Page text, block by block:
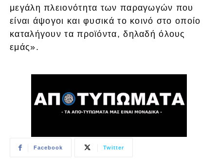
μεγάλη πλειονότητα των παραγωγών που
είναι άψογοι και φυσικά το κοινό στο οποίο
καταλήγουν τα προϊόντα, δηλαδή όλους
εμάς».
Facebook Twitter